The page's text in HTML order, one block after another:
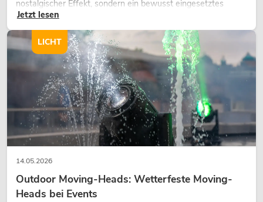
nostalgischer Effekt, sondern ein bewusst eingesetztes
Gestaltungsmittel: Es schafft Atmosphäre, gibt Szenen
Charakter und kann technische LED-Setups emotionaler
wirken lassen.
Jetzt lesen
14.05.2026
Outdoor Moving-Heads: Wetterfeste Moving-
Heads bei Events
LICHT